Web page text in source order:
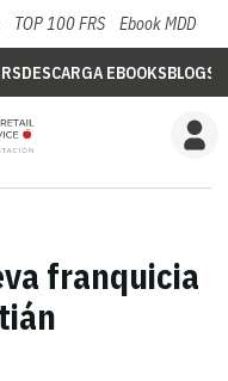
TOP 100 FRS Ebook MDD
DESCARGA EBOOKSBLOGS
franquicia